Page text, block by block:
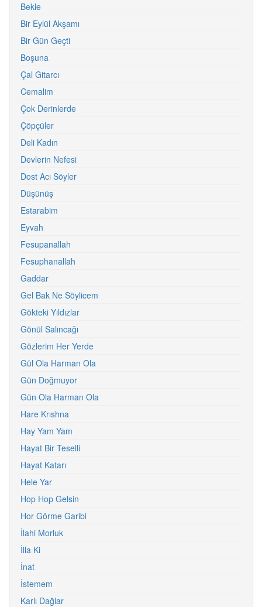
Bekle
Bir Eylül Akşamı
Bir Gün Geçti
Boşuna
Çal Gitarcı
Cemalim
Çok Derinlerde
Çöpçüler
Deli Kadın
Devlerin Nefesi
Dost Acı Söyler
Düşünüş
Estarabim
Eyvah
Fesupanallah
Fesuphanallah
Gaddar
Gel Bak Ne Söylicem
Gökteki Yıldızlar
Gönül Salıncağı
Gözlerim Her Yerde
Gül Ola Harman Ola
Gün Doğmuyor
Gün Ola Harman Ola
Hare Krıshna
Hay Yam Yam
Hayat Bir Teselli
Hayat Katarı
Hele Yar
Hop Hop Gelsin
Hor Görme Garibi
İlahi Morluk
İlla Ki
İnat
İstemem
Karlı Dağlar